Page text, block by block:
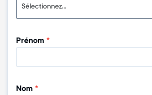
Sélectionnez...
Prénom *
Nom *